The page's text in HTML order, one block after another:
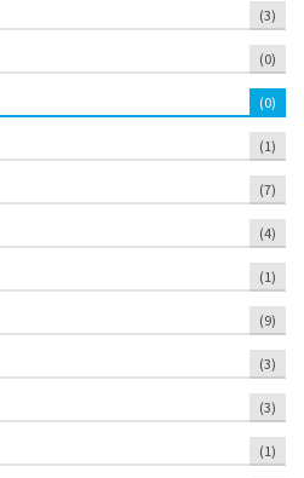
(3)
(0)
(0)
(1)
(7)
(4)
(1)
(9)
(3)
(3)
(1)